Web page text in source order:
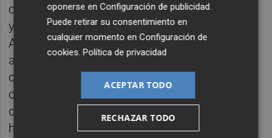
claridad al Madrid CFF (4-0). Pero a la vuelta,
ya en diciembre, el Levante cedió ante el
Atlético (2-1) y el Villarreal (1-2) y empató
ante el Alavés. No obstante, el partido
correspondiente a la jornada 15 para
completar la primera vuelta el pasado 22 de
diciembre, que le medía al Rayo Vallecano
hubo de aplazarse por casos de Covid-19 en
oponerse enConfiguración de publicidad.
Puede retirar su consentimiento en
cualquier momento enConfiguración de
cookies.Política de privacidad
ACEPTAR TODO
RECHAZAR TODO